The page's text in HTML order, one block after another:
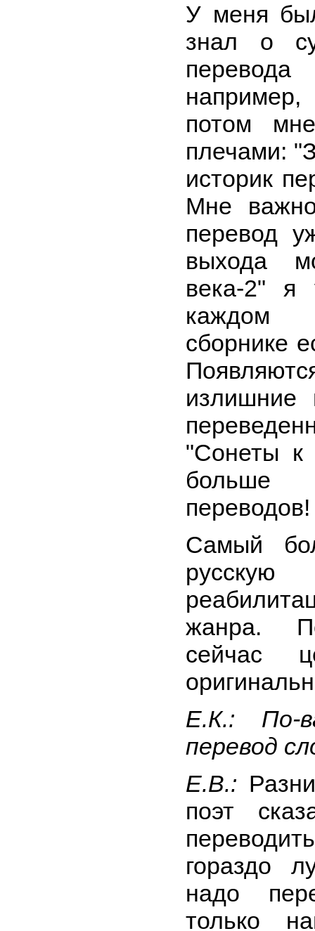
У меня
знал о
потом
плечами:
историк
Мне
перевод
выхода
века-2" я
каждом
сборнике
излишние
"Сонеты
больше
Самый
русскую
жанра.
сейчас
Е.К.: По-
перевод
Е.В.:
поэт
гораздо
надо
только